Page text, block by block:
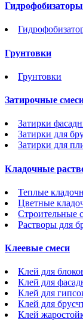
Грунтовки
Грунтовки
Затирочные
Затирки
Затирки для
Затирки для
Кладочные
Теплые
Цветные
Строительные
Растворы для
Клеевые смеси
Клей для
Клей для
Клей для
Клей для
Клей